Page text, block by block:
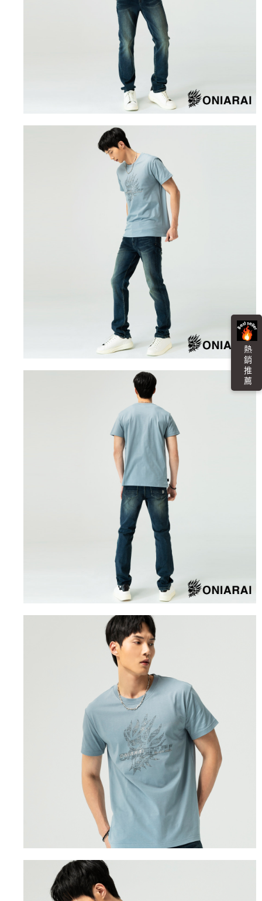
熱 銷 推 薦
買賣價金債權讓與本公司後，依約使用本公司帳單繳交帳款。
2.基於同意付款使用「大哥付你分期」之契約關係目的，商店將以您的個人
資料（包含姓名、電話或地址）提供予台灣大哥大進項蒐集、處理及利用，
由本公司與您本人進行分期帳單所需資料之確認、核對及更正。
3.完整用戶服務條款，請詳閱以下連結：
https://oppay.tw/userRule
※ 交易是否成功請以「AFTEE先享後付 」之結帳頁面顯示為準，若有關於
是否繳費成功／繳費後需取消欲退款等相關疑問，請聯繫「AFTEE先享後付
https://netprotections.freshdesk.com/support/home
１．透過由恩沛科技股份有限公司提供之「AFTEE先享後付」服務完成之交
易，需依本服務之必要範圍內提供個人資料，並將交易相關給付款項請求債
２．關於個人資料處理事宜，請瀏覽以下網址：
３．未成年的使用者請事先徵得法定代理人或監護人之同意方可使用
「AFTEE先享後付」，若未經同意申辦者引起之損失，本公司不負相關責
４．使用「AFTEE先享後付」時，將依據個別帳號之用戶狀況，依本公司即
時審查核予不同之上限額度；若仍有額度不足之情形，本公司將視審查結果
５．嚴禁一人註冊多個帳號或使用他人資訊註冊。若發現惡意使用之情形，
恩沛科技股份有限公司將有權停止該用戶之使用額度並採取法律行動。
每筆NT$60，滿NT$3,000(含以上)免運費
每筆NT$80，滿NT$3,000(含以上)免運費
每筆NT$80，滿NT$3,000(含以上)免運費
每筆NT$100，滿NT$3,000(含以上)免運費